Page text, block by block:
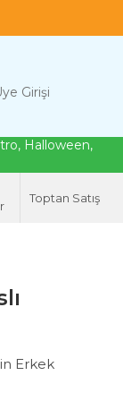
Girişi
Halloween,
Toptan Satış
Erkek